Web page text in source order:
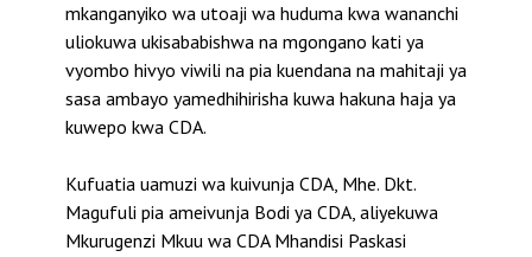
mkanganyiko wa utoaji wa huduma kwa wananchi
uliokuwa ukisababishwa na mgongano kati ya
vyombo hivyo viwili na pia kuendana na mahitaji ya
sasa ambayo yamedhihirisha kuwa hakuna haja ya
kuwepo kwa CDA.
Kufuatia uamuzi wa kuivunja CDA, Mhe. Dkt.
Magufuli pia ameivunja Bodi ya CDA, aliyekuwa
Mkurugenzi Mkuu wa CDA Mhandisi Paskasi